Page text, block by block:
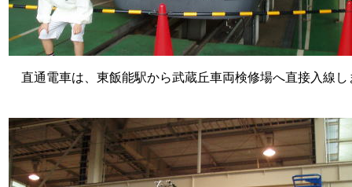
直通電車は、東飯能駅から武蔵丘車両検修場へ直接入線